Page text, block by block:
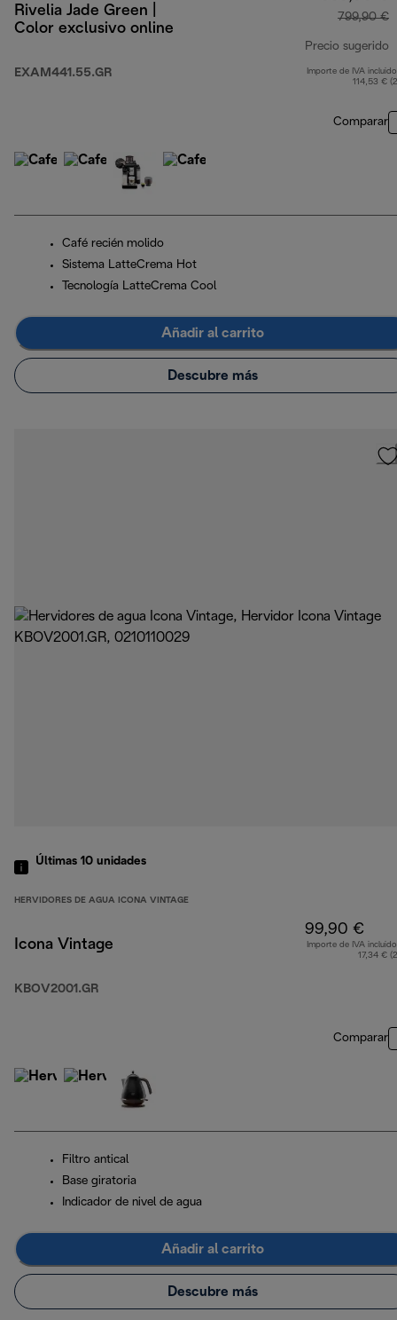
Rivelia Jade Green |
Color exclusivo online
EXAM441.55.GR
799,90 €
Precio sugerido
Importe de IVA
114,53 €
Comparar
Café recién molido
Sistema LatteCrema Hot
Tecnología LatteCrema Cool
Añadir al carrito
Descubre más
Últimas 10 unidades
HERVIDORES DE AGUA ICONA VINTAGE
Icona Vintage
KBOV2001.GR
99,90 €
Importe de IVA
17,34 €
Comparar
Filtro antical
Base giratoria
Indicador de nivel de agua
Añadir al carrito
Descubre más